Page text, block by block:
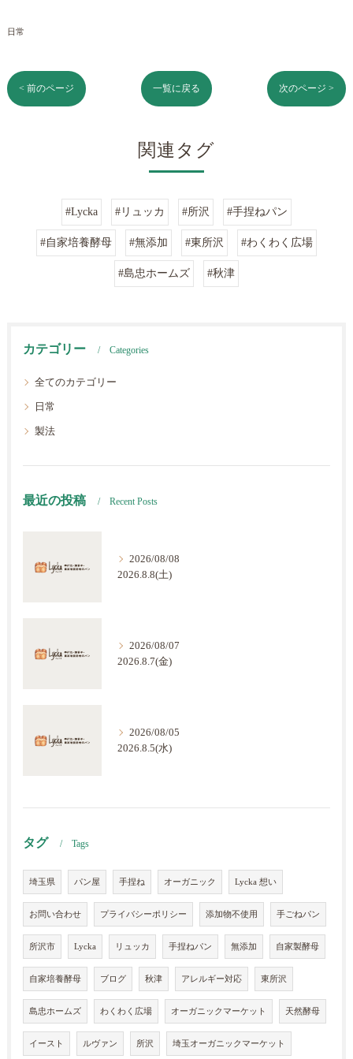
日常
< 前のページ 一覧に戻る 次のページ >
関連タグ
#Lycka #リュッカ #所沢 #手捏ねパン
#自家培養酵母 #無添加 #東所沢 #わくわく広場
#島忠ホームズ #秋津
カテゴリー Categories
全てのカテゴリー
日常
製法
最近の投稿 Recent Posts
2026/08/08
2026.8.8(土)
2026/08/07
2026.8.7(金)
2026/08/05
2026.8.5(水)
タグ Tags
埼玉県 パン屋 手捏ね オーガニック Lycka 想い
お問い合わせ プライバシーポリシー 添加物不使用 手ごねパン
所沢市 Lycka リュッカ 手捏ねパン 無添加 自家製酵母
自家培養酵母 ブログ 秋津 アレルギー対応 東所沢
島忠ホームズ わくわく広場 オーガニックマーケット 天然酵母
イースト ルヴァン 所沢 埼玉オーガニックマーケット